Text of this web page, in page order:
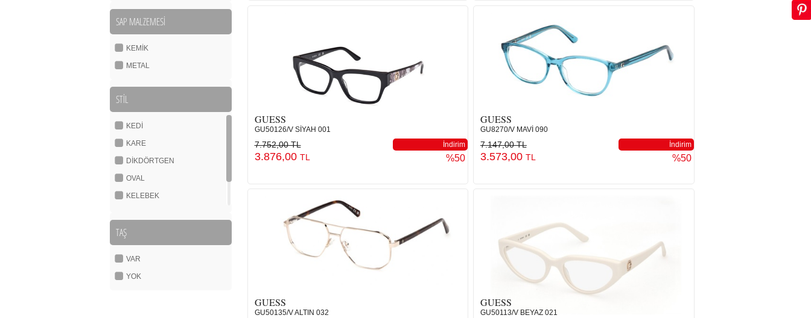
SAP MALZEMESİ
KEMİK
METAL
STİL
KEDİ
KARE
DİKDÖRTGEN
OVAL
KELEBEK
TAŞ
VAR
YOK
GUESS
GU50126/V SİYAH 001
7.752,00 TL İndirim
3.876,00 TL %50
GUESS
GU8270/V MAVİ 090
7.147,00 TL İndirim
3.573,00 TL %50
GUESS
GU50135/V ALTIN 032
GUESS
GU50113/V BEYAZ 021